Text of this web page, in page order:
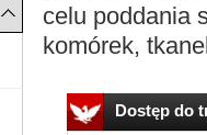
celu poddania
komórek,
Dostęp do